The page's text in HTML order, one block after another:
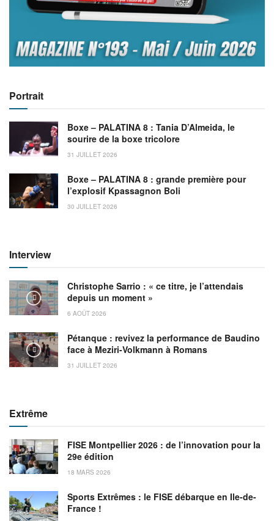
Portrait
Boxe – PALATINA 8 : Tania D’Almeida, le
sourire de la boxe tricolore
31 JUILLET 2026
Boxe – PALATINA 8 : grande première pour
l’explosif Kpassagnon Boli
30 JUILLET 2026
Interview
Christophe Sarrio : « ce titre, je l’attendais
depuis un moment »
6 AOÛT 2026
Pétanque : revivez la performance de Baudino
face à Meziri-Volkmann à Romans
31 JUILLET 2026
Extrême
FISE Montpellier 2026 : de l’innovation pour la
29e édition
18 MARS 2026
Sports Extrêmes : le FISE débarque en Ile-de-
France !